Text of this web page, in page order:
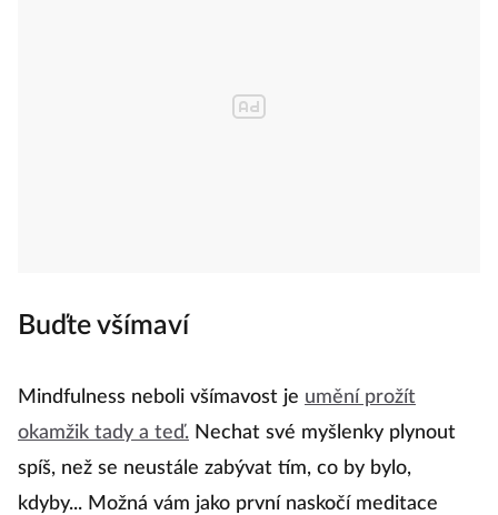
Buďte všímaví
Mindfulness neboli všímavost je umění prožít
okamžik tady a teď. Nechat své myšlenky plynout
spíš, než se neustále zabývat tím, co by bylo,
kdyby... Možná vám jako první naskočí meditace